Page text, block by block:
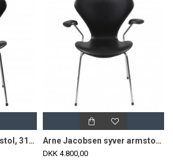
Arne Jacobsen syver stol, 3107, nypolstret i sort classic læder Arne Jacobsen syver armstol, 3207, nypolstret i sort classic læder
DKK 4.800,00